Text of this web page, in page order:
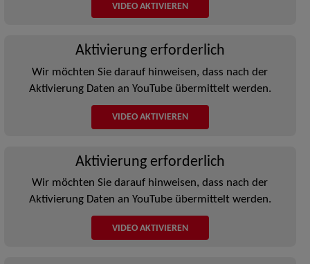
VIDEO AKTIVIEREN
Aktivierung erforderlich
Wir möchten Sie darauf hinweisen, dass nach der
Aktivierung Daten an YouTube übermittelt werden.
VIDEO AKTIVIEREN
Aktivierung erforderlich
Wir möchten Sie darauf hinweisen, dass nach der
Aktivierung Daten an YouTube übermittelt werden.
VIDEO AKTIVIEREN